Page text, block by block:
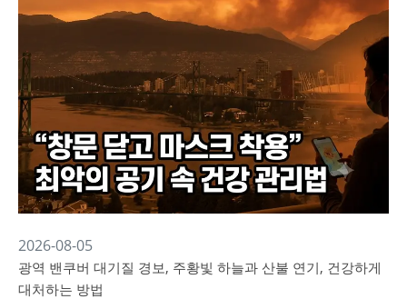
2026-08-05
광역 밴쿠버 대기질 경보, 주황빛 하늘과 산불 연기, 건강하게
대처하는 방법